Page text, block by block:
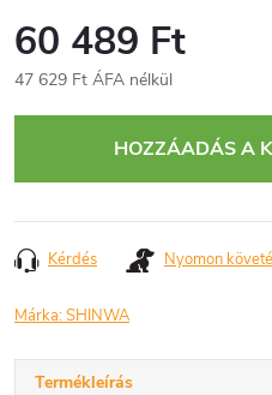
60 489 Ft
47 629 Ft ÁFA nélkül
HOZZÁADÁS A
Kérdés Nyomon
Márka:SHINWA
Termékleírás